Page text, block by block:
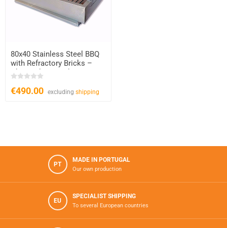
80x40 Stainless Steel BBQ
with Refractory Bricks –
Charcoal & Wood
€490.00 excluding shipping
PT
MADE IN PORTUGAL
Our own production
EU
SPECIALIST SHIPPING
To several European countries